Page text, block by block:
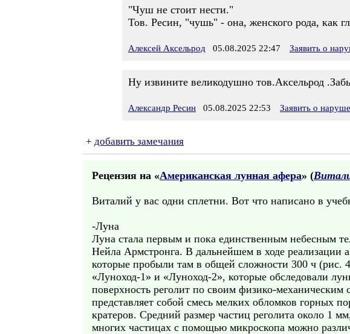
"Чуш не стоит нести."
Тов. Ресин, "чушь" - она, женского рода, как
Алексей Аксельрод 05.08.2025 22:47 Заявить о
Ну извините великодушно тов.Аксельрод
Александр Ресин 05.08.2025 22:53 Заявить о
+ добавить замечания
Рецензия на «Американская лунная афера» (
Виталий у вас одни сплетни. Вот что написано в
-Луна
Луна стала первым и пока единственным небесным
Нейла Армстронга. В дальнейшем в ходе реализации
которые пробыли там в общей сложности 300 ч (рис.
«Луноход-1» и «Луноход-2», которые обследовали
поверхность реголит по своим физико-
представляет собой смесь мелких обломков горных
кратеров. Средний размер частиц реголита около 1
многих частицах с помощью микроскопа можно